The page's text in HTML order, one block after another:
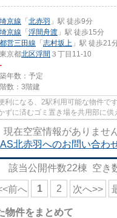
埼京線 「 北赤羽 」駅 徒歩9分
埼京線 「 浮間舟渡 」駅 徒歩15分
都営三田線 「 志村坂上 」駅 徒歩21
東京都北区浮間 ３丁目11-10
-
築年数：予定
階数：3階建
利になる、2駅利用可能な物件で
ずに済むゴミ置き場を共用部に供
現在空室情報がありません
北赤羽へのお問い合わ
該当公開件数22棟 空き
前へ 1 2 次へ>>
物件をまとめて